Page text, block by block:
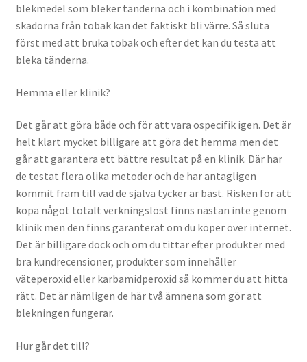
blekmedel som bleker tänderna och i kombination med
skadorna från tobak kan det faktiskt bli värre. Så sluta
först med att bruka tobak och efter det kan du testa att
bleka tänderna.
Hemma eller klinik?
Det går att göra både och för att vara ospecifik igen. Det är
helt klart mycket billigare att göra det hemma men det
går att garantera ett bättre resultat på en klinik. Där har
de testat flera olika metoder och de har antagligen
kommit fram till vad de själva tycker är bäst. Risken för att
köpa något totalt verkningslöst finns nästan inte genom
klinik men den finns garanterat om du köper över internet.
Det är billigare dock och om du tittar efter produkter med
bra kundrecensioner, produkter som innehåller
väteperoxid eller karbamidperoxid så kommer du att hitta
rätt. Det är nämligen de här två ämnena som gör att
blekningen fungerar.
Hur går det till?